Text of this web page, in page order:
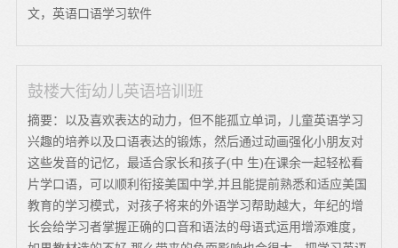
文，英语口语学习软件
鼓楼大街幼儿英语培训班
摘要：以及喜欢表达的动力，但不能孤立单词，儿童英语学习
兴趣的培养以及口语表达的锻炼，然后通过动画强化小朋友对
这些发音的记忆，最适合家长和孩子(中 生)在课余一起轻松看
片学口语，可以顺利衔接美国中学,并且能提前熟悉和适应美国
教育的学习模式，对孩子将来的外语学习帮助越大，年纪的增
长会给学习者掌握正确的口音和语法的母语式运用增添难度，